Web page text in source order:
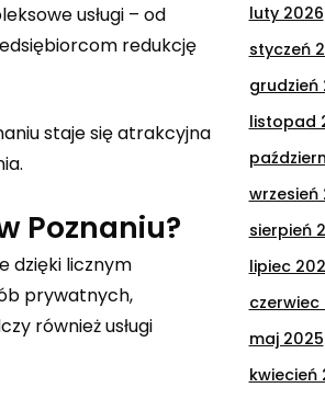
usługi – od
redukcję
staje się atrakcyjna
Poznaniu?
dzięki licznym
prywatnych,
również usługi
luty 2026
styczeń
grudzień
listopad
wrzesień
sierpień
lipiec
czerwiec
maj 2025
kwiecień